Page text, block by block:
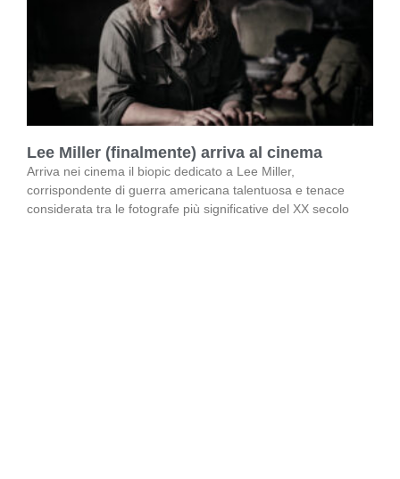
Lee Miller (finalmente) arriva al cinema
Arriva nei cinema il biopic dedicato a Lee Miller,
corrispondente di guerra americana talentuosa e tenace
considerata tra le fotografe più significative del XX secolo